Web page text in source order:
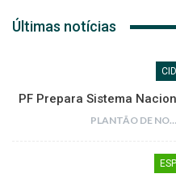
Últimas notícias
PF Prepara Sistema
PLANTÃO DE NOTÍCIAS